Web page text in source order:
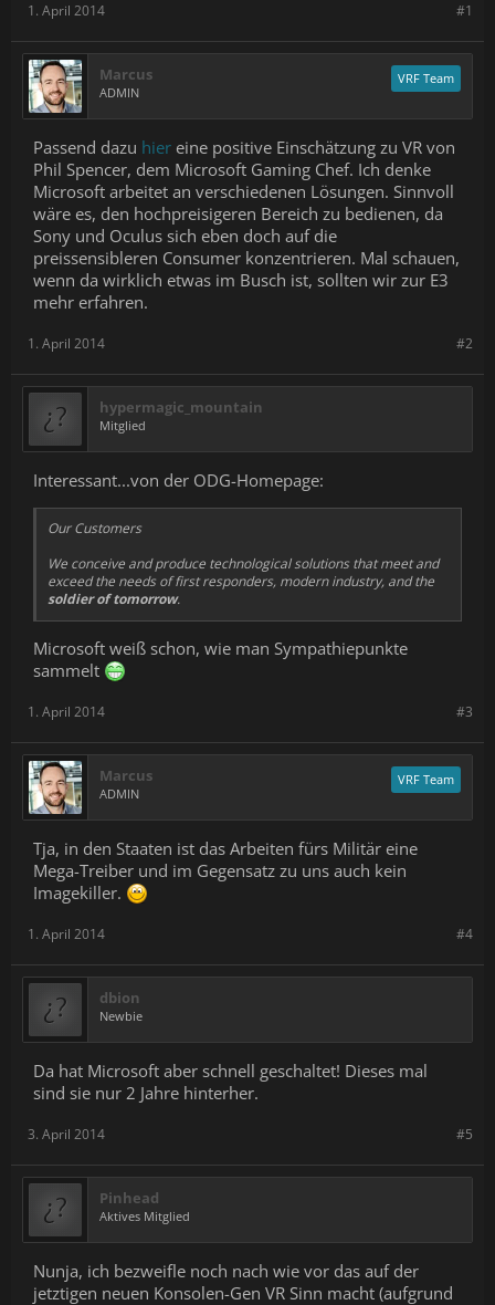
#1
1. April 2014
Marcus
ADMIN
VRF Team
Passend dazu hier eine positive Einschätzung zu VR von
Phil Spencer, dem Microsoft Gaming Chef. Ich denke
Microsoft arbeitet an verschiedenen Lösungen. Sinnvoll
wäre es, den hochpreisigeren Bereich zu bedienen, da
Sony und Oculus sich eben doch auf die
preissensibleren Consumer konzentrieren. Mal schauen,
wenn da wirklich etwas im Busch ist, sollten wir zur E3
mehr erfahren.
#2
1. April 2014
hypermagic_mountain
Mitglied
Interessant...von der ODG-Homepage:
Our Customers
We conceive and produce technological solutions that meet and
exceed the needs of first responders, modern industry, and the
soldier of tomorrow.
Microsoft weiß schon, wie man Sympathiepunkte
sammelt
#3
1. April 2014
Marcus
ADMIN
VRF Team
Tja, in den Staaten ist das Arbeiten fürs Militär eine
Mega-Treiber und im Gegensatz zu uns auch kein
Imagekiller.
#4
1. April 2014
dbion
Newbie
Da hat Microsoft aber schnell geschaltet! Dieses mal
sind sie nur 2 Jahre hinterher.
#5
3. April 2014
Pinhead
Aktives Mitglied
Nunja, ich bezweifle noch nach wie vor das auf der
jetztigen neuen Konsolen-Gen VR Sinn macht (aufgrund